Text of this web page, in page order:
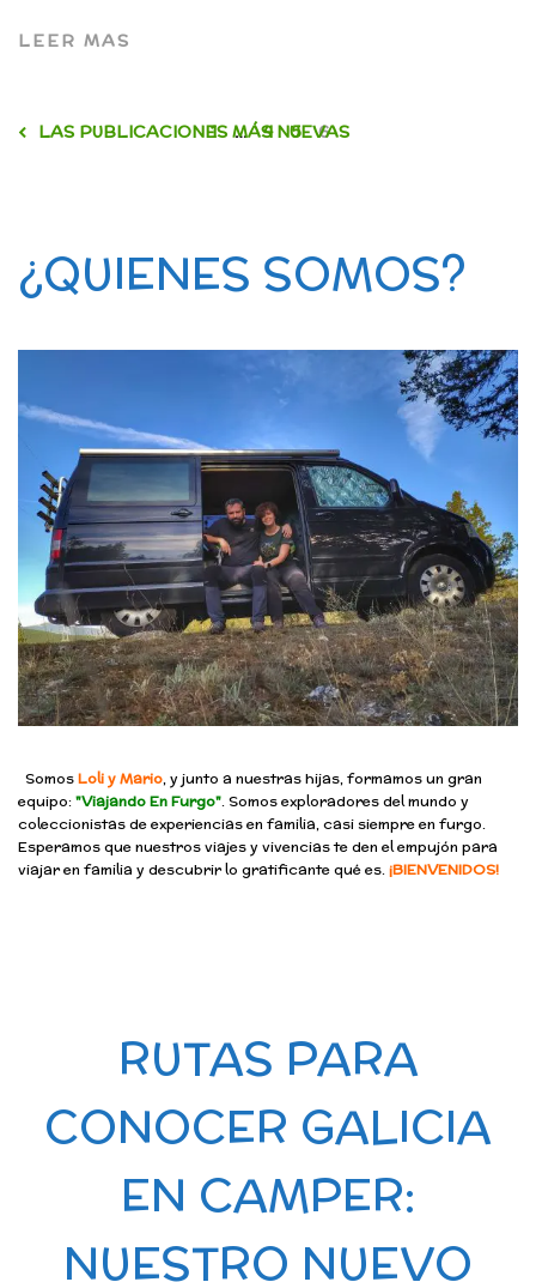
LEER MAS
LAS PUBLICACIONES MÁS NUEVAS
1 … 4 5 6
¿QUIENES SOMOS?
SomosLoli y Mario, y junto a nuestras hijas, formamos un gran
equipo:"Viajando En Furgo". Somos exploradores del mundo y
coleccionistas de experiencias en familia, casi siempre en furgo.
Esperamos que nuestros viajes y vivencias te den el empujón para
viajar en familia y descubrir lo gratificante qué es.¡BIENVENIDOS!
RUTAS PARA
CONOCER GALICIA
EN CAMPER:
NUESTRO NUEVO